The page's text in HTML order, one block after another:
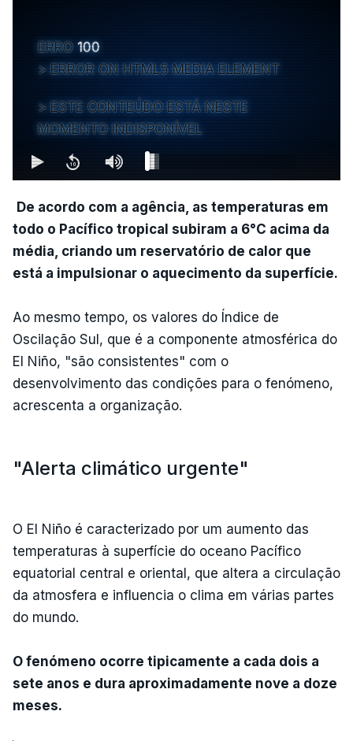
ERRO 100
ERROR ON HTML5 MEDIA ELEMENT
ESTE CONTEÚDO ESTÁ NESTE
MOMENTO INDISPONÍVEL
De acordo com a agência, as temperaturas em
todo o Pacífico tropical subiram a 6°C acima da
média, criando um reservatório de calor que
está a impulsionar o aquecimento da superfície.
Ao mesmo tempo, os valores do Índice de
Oscilação Sul, que é a componente atmosférica do
El Niño, "são consistentes" com o
desenvolvimento das condições para o fenómeno,
acrescenta a organização.
"Alerta climático urgente"
O El Niño é caracterizado por um aumento das
temperaturas à superfície do oceano Pacífico
equatorial central e oriental, que altera a circulação
da atmosfera e influencia o clima em várias partes
do mundo.
O fenómeno ocorre tipicamente a cada dois a
sete anos e dura aproximadamente nove a doze
meses.